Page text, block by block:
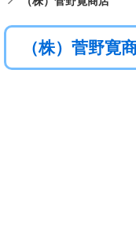
（株）菅野寛